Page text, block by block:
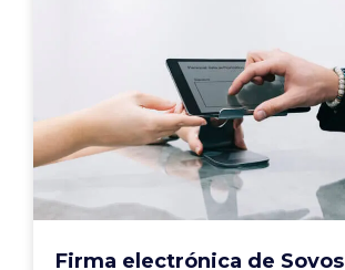
Firma electrónica de Sovos